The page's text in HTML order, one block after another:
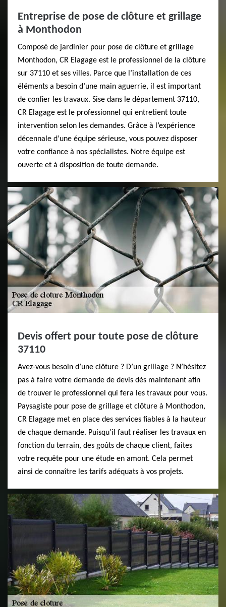
Entreprise de pose de clôture et grillage
à Monthodon
Composé de jardinier pour pose de clôture et grillage
Monthodon, CR Elagage est le professionnel de la clôture
sur 37110 et ses villes. Parce que l’installation de ces
éléments a besoin d’une main aguerrie, il est important
de confier les travaux. Sise dans le département 37110,
CR Elagage est le professionnel qui entretient toute
intervention selon les demandes. Grâce à l’expérience
décennale d’une équipe sérieuse, vous pouvez disposer
votre confiance à nos spécialistes. Notre équipe est
ouverte et à disposition de toute demande.
Devis offert pour toute pose de clôture
37110
Avez-vous besoin d’une clôture ? D’un grillage ? N’hésitez
pas à faire votre demande de devis dès maintenant afin
de trouver le professionnel qui fera les travaux pour vous.
Paysagiste pour pose de grillage et clôture à Monthodon,
CR Elagage met en place des services fiables à la hauteur
de chaque demande. Puisqu’il faut réaliser les travaux en
fonction du terrain, des goûts de chaque client, faites
votre requête pour une étude en amont. Cela permet
ainsi de connaître les tarifs adéquats à vos projets.